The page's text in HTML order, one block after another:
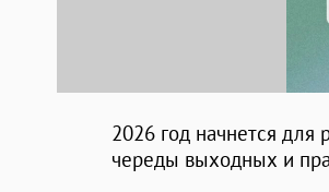
2026 год начнется для
череды выходных и